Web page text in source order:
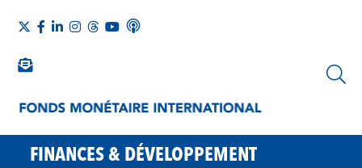
FINANCES & DÉVELOPPEMENT